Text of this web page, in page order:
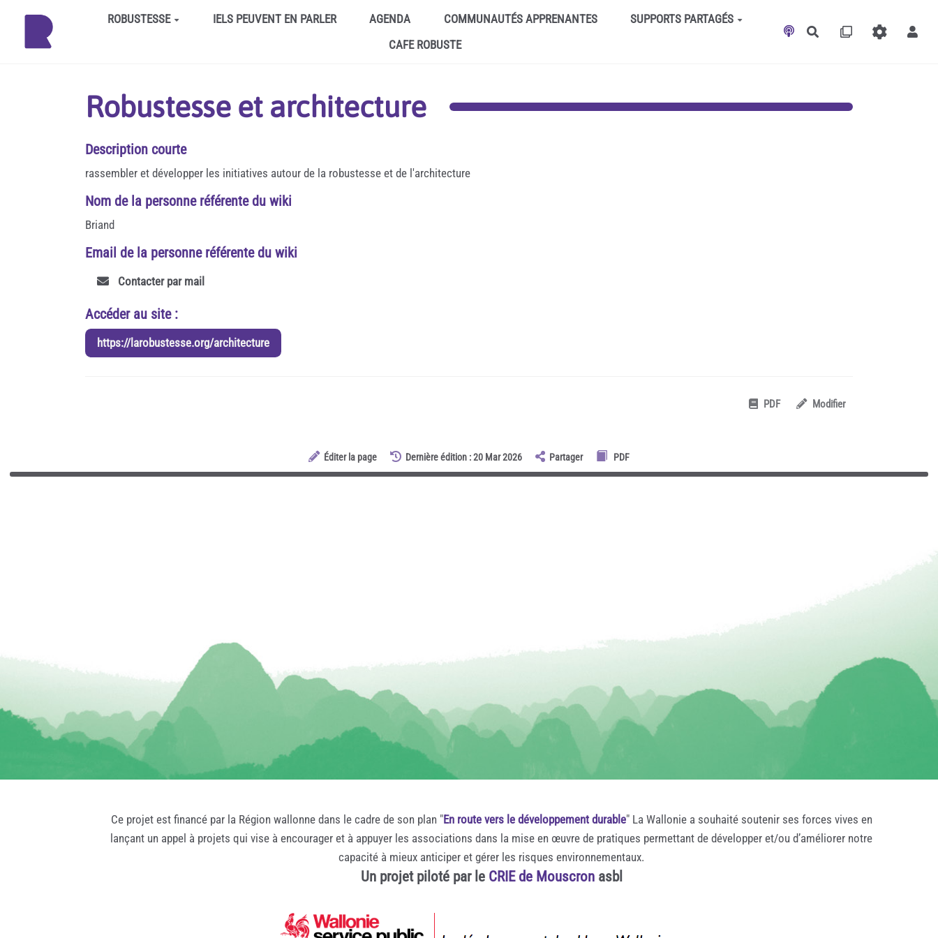
Aller au contenu principalROBUSTESSE IELS PEUVENT EN PARLER AGENDA COMMUNAUTÉS APPRENANTES
SUPPORTS PARTAGÉS
CAFE ROBUSTE
Rechercher
Robustesse et architecture
Description courte
rassembler et développer les initiatives autour de la robustesse et de l'architecture
Nom de la personne référente du wiki
Briand
Email de la personne référente du wiki
Contacter par mail
Accéder au site :
https://larobustesse.org/architecture
PDF Modifier
Éditer la page Dernière édition : 20 Mar 2026 Partager PDF
Ce projet est financé par la Région wallonne dans le cadre de son plan "En route vers le développement durable" La Wallonie a souhaité soutenir ses forces vives en
lançant un appel à projets qui vise à encourager et à appuyer les associations dans la mise en œuvre de pratiques permettant de développer et/ou d’améliorer notre
capacité à mieux anticiper et gérer les risques environnementaux.
Un projet piloté par le CRIE de Mouscronasbl